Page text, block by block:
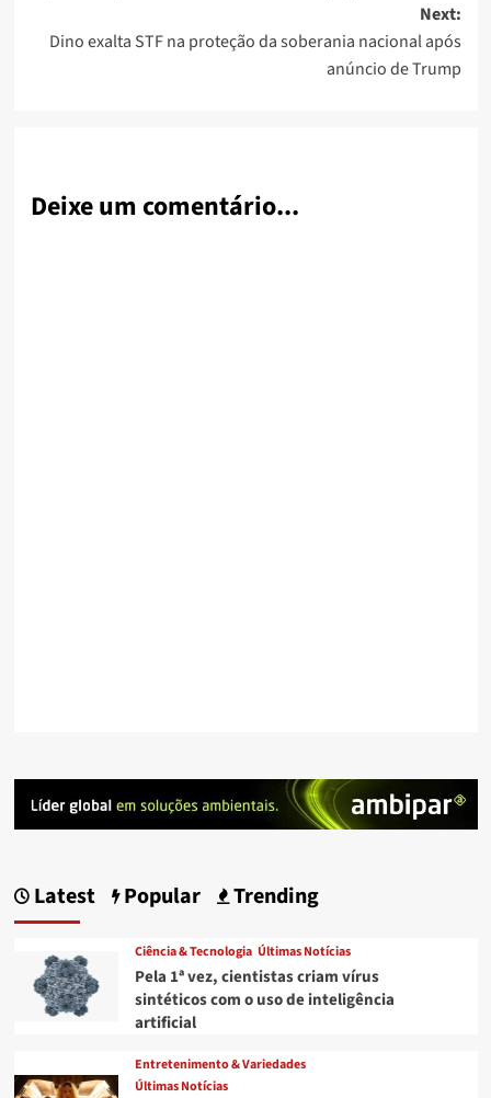
Next:
Dino exalta STF na proteção da soberania nacional após
anúncio de Trump
Deixe um comentário...
Latest Popular Trending
Ciência & Tecnologia Últimas Notícias
Pela 1ª vez, cientistas criam vírus
sintéticos com o uso de inteligência
artificial
Entretenimento & Variedades
Últimas Notícias